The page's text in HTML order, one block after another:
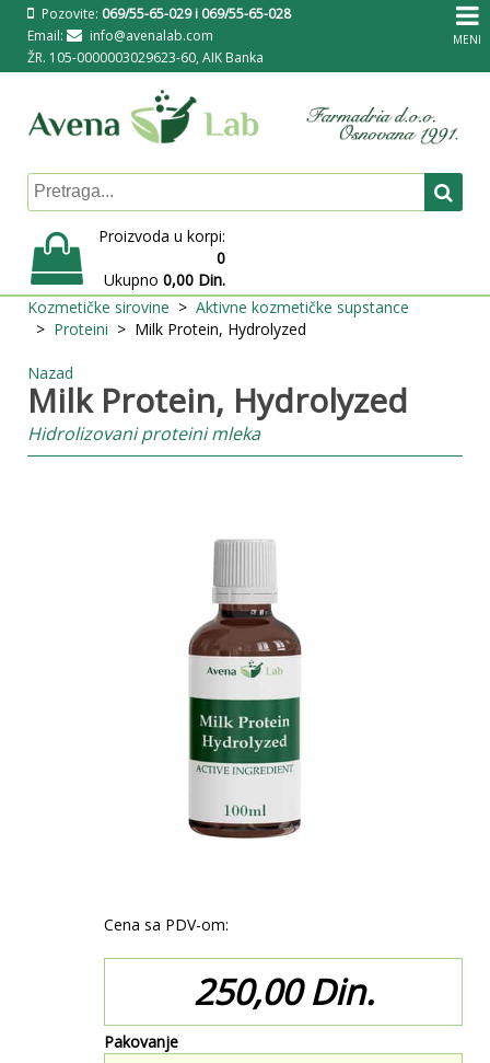
Pozovite: 069/55-65-029 i 069/55-65-028
Email:
info@avenalab.com
ŽR. 105-0000003029623-60, AIK Banka
Proizvoda u korpi:
0
Ukupno 0,00 Din.
MENI
Kozmetičke sirovine
Aktivne kozmetičke supstance
Proteini
Milk Protein, Hydrolyzed
Nazad
Milk Protein, Hydrolyzed
Hidrolizovani proteini mleka
Cena sa PDV-om:
250,00 Din.
Pakovanje